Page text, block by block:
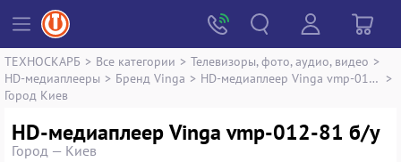
ТЕХНОСКАРБ > Все категории > Телевизоры, фото, аудио, видео >
HD-медиаплееры > Бренд Vinga > HD-медиаплеер Vinga vmp-012-81 >
Город Киев
HD-медиаплеер Vinga vmp-012-81 б/у
Город — Киев